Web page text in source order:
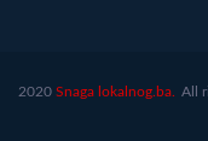
2020 Snaga lokalnog.ba. All